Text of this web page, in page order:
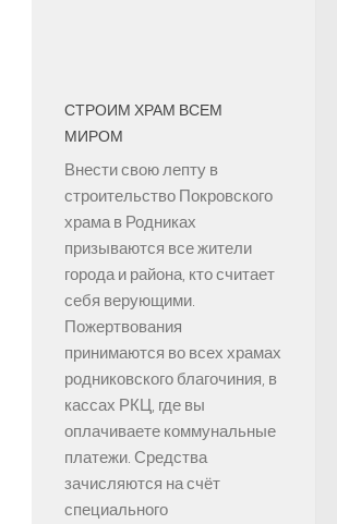
СТРОИМ ХРАМ ВСЕМ
МИРОМ
Внести свою лепту в
строительство Покровского
храма в Родниках
призываются все жители
города и района, кто считает
себя верующими.
Пожертвования
принимаются во всех храмах
родниковского благочиния, в
кассах РКЦ, где вы
оплачиваете коммунальные
платежи. Средства
зачисляются на счёт
специального